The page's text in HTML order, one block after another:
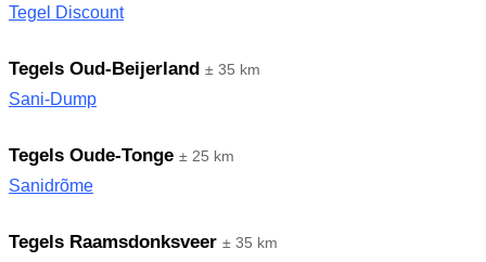
Tegel Discount
Tegels Oud-Beijerland ± 35 km
Sani-Dump
Tegels Oude-Tonge ± 25 km
Sanidrõme
Tegels Raamsdonksveer ± 35 km